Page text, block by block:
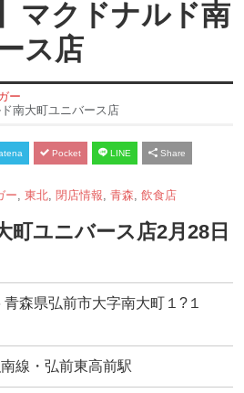
マクドナルド南
ス店
ー
南大町ユニバース店
Pocket LINE Share
ー 東北, 閉店情報 青森 飲食店
町ユニバース店2月28日
森県弘前市大字南大町１?１
線・弘前東高前駅